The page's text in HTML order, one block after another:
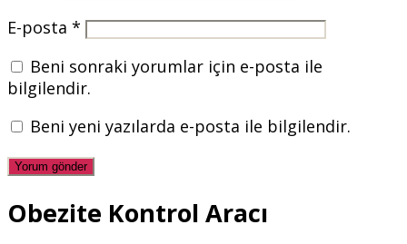
E-posta *
Beni sonraki yorumlar için e-posta ile
bilgilendir.
Beni yeni yazılarda e-posta ile bilgilendir.
Obezite Kontrol Aracı